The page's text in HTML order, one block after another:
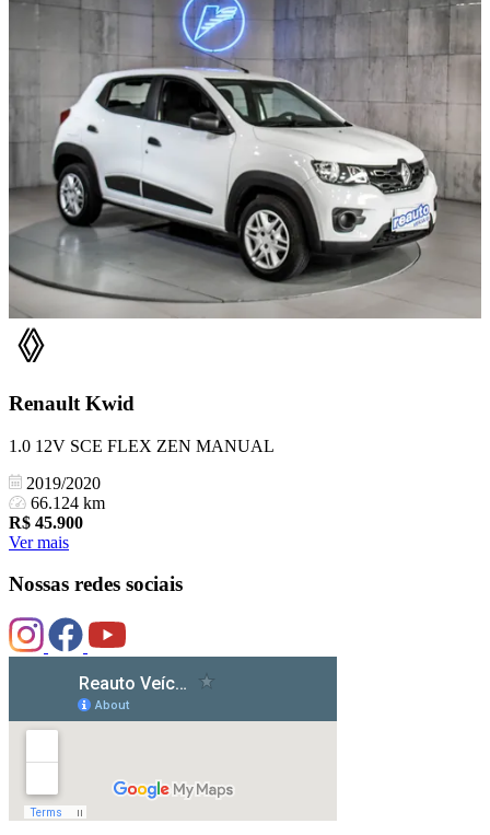
Renault Kwid
1.0 12V SCE FLEX ZEN MANUAL
2019/2020
66.124 km
R$ 45.900
Ver mais
Nossas redes sociais